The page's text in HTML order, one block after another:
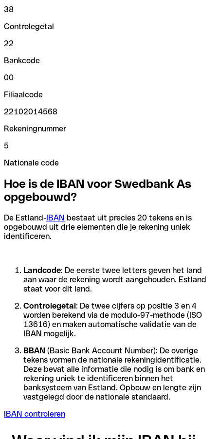
38
Controlegetal
22
Bankcode
00
Filiaalcode
22102014568
Rekeningnummer
5
Nationale code
Hoe is de IBAN voor Swedbank As
opgebouwd?
De Estland-IBAN bestaat uit precies 20 tekens en is
opgebouwd uit drie elementen die je rekening uniek
identificeren.
Landcode: De eerste twee letters geven het land
aan waar de rekening wordt aangehouden. Estland
staat voor dit land.
Controlegetal: De twee cijfers op positie 3 en 4
worden berekend via de modulo-97-methode (ISO
13616) en maken automatische validatie van de
IBAN mogelijk.
BBAN (Basic Bank Account Number): De overige
tekens vormen de nationale rekeningidentificatie.
Deze bevat alle informatie die nodig is om bank en
rekening uniek te identificeren binnen het
banksysteem van Estland. Opbouw en lengte zijn
vastgelegd door de nationale standaard.
IBAN controleren